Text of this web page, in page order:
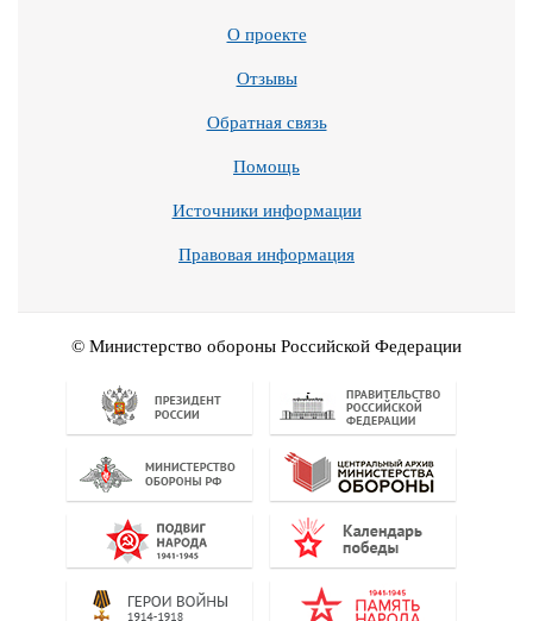
О проекте
Отзывы
Обратная связь
Помощь
Источники информации
Правовая информация
© Министерство обороны Российской Федерации